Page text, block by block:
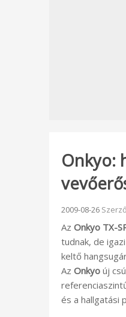
Onkyo:
Beküldve:
2009-08-26
Az Onkyo TX-
tudnak, de
keltő
Az Onkyo új
és a hallgatási